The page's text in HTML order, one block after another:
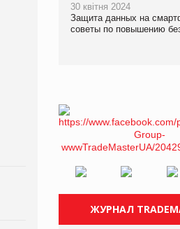
30 квітня 2024
Защита данных на
советы по повышению
ЖУРНАЛ